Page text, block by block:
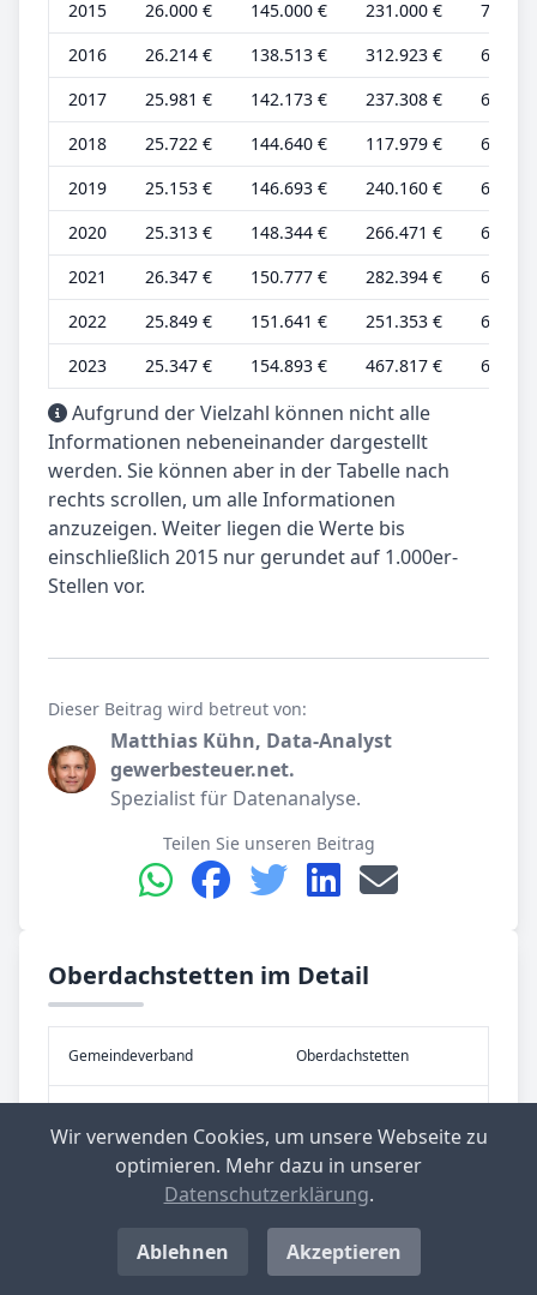
2015
26.000 € 145.000 € 231.000 €
7.000 €
2016
26.214 € 138.513 € 312.923 €
6.554 €
2017
25.981 € 142.173 € 237.308 €
6.495 €
2018
25.722 € 144.640 € 117.979 €
6.431 €
2019
25.153 € 146.693 € 240.160 €
6.288 €
2020
25.313 € 148.344 € 266.471 €
6.328 €
2021
26.347 € 150.777 € 282.394 €
6.587 €
2022
25.849 € 151.641 € 251.353 €
6.462 €
2023
25.347 € 154.893 € 467.817 € 6.337 €
Aufgrund der Vielzahl können nicht alle
Informationen nebeneinander dargestellt
werden. Sie können aber in der Tabelle nach
rechts scrollen, um alle Informationen
anzuzeigen. Weiter liegen die Werte bis
einschließlich 2015 nur gerundet auf 1.000er-
Stellen vor.
Dieser Beitrag wird betreut von:
Matthias Kühn, Data-Analyst
gewerbesteuer.net.
Spezialist für Datenanalyse.
Teilen Sie unseren Beitrag
Oberdachstetten im Detail
Gemeinde­verband Oberdachstetten
Re­gier­ungs­bezirk Mittelfranken
Bayern
Wir verwenden Cookies, um unsere Webseite zu
optimieren. Mehr dazu in unserer
Datenschutzerklärung.
Ablehnen Akzeptieren